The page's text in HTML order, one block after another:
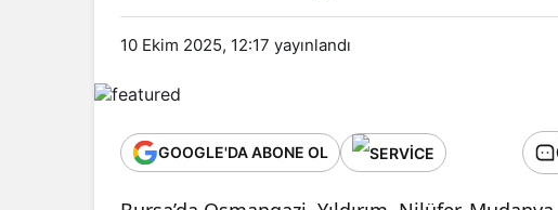
10 Ekim 2025, 12:17 yayınlandı
GOOGLE'DA ABONE OL